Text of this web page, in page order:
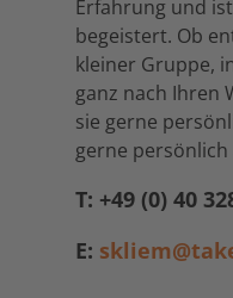
Erfahrung und
begeistert. Ob
kleiner Gruppe,
ganz nach Ihren
sie gerne
gerne persönlich
T: +49 (0) 40
E: